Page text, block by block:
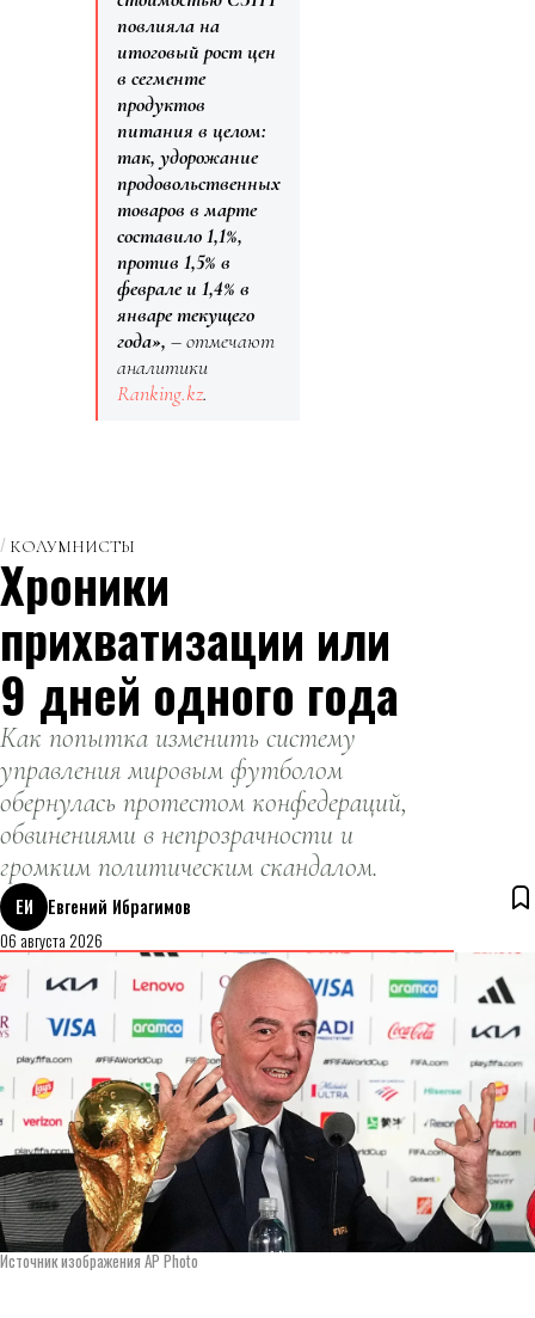
повлияла на
итоговый рост цен
в сегменте
продуктов
питания в целом:
так, удорожание
продовольственных
товаров в марте
составило 1,1%,
против 1,5% в
феврале и 1,4% в
январе текущего
года», – отмечают
аналитики
Ranking.kz.
КОЛУМНИСТЫ
Хроники
прихватизации или
9 дней одного года
Как попытка изменить систему
управления мировым футболом
обернулась протестом конфедераций,
обвинениями в непрозрачности и
громким политическим скандалом.
ЕИ
Евгений Ибрагимов
06 августа 2026
Источник изображения AP Photo